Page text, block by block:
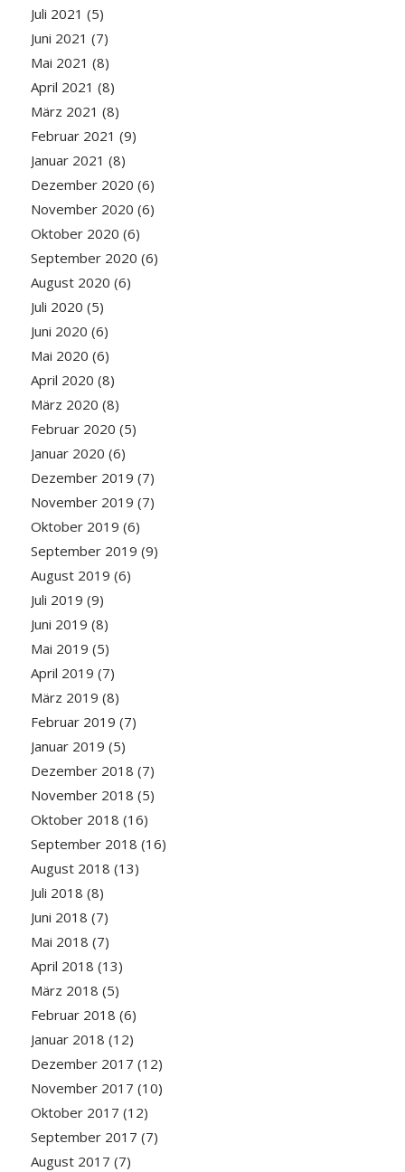
Juli 2021 (5)
Juni 2021 (7)
Mai 2021 (8)
April 2021 (8)
März 2021 (8)
Februar 2021 (9)
Januar 2021 (8)
Dezember 2020 (6)
November 2020 (6)
Oktober 2020 (6)
September 2020 (6)
August 2020 (6)
Juli 2020 (5)
Juni 2020 (6)
Mai 2020 (6)
April 2020 (8)
März 2020 (8)
Februar 2020 (5)
Januar 2020 (6)
Dezember 2019 (7)
November 2019 (7)
Oktober 2019 (6)
September 2019 (9)
August 2019 (6)
Juli 2019 (9)
Juni 2019 (8)
Mai 2019 (5)
April 2019 (7)
März 2019 (8)
Februar 2019 (7)
Januar 2019 (5)
Dezember 2018 (7)
November 2018 (5)
Oktober 2018 (16)
September 2018 (16)
August 2018 (13)
Juli 2018 (8)
Juni 2018 (7)
Mai 2018 (7)
April 2018 (13)
März 2018 (5)
Februar 2018 (6)
Januar 2018 (12)
Dezember 2017 (12)
November 2017 (10)
Oktober 2017 (12)
September 2017 (7)
August 2017 (7)